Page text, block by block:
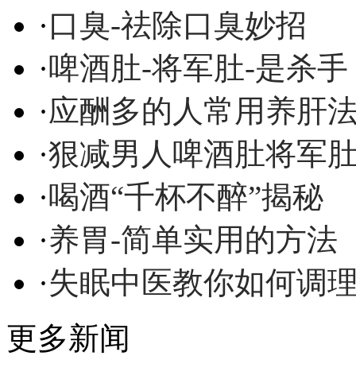
·口臭-祛除口臭妙招
·啤酒肚-将军肚-是杀手
·应酬多的人常用养肝
·狠减男人啤酒肚将军
·喝酒“千杯不醉”揭秘
·养胃-简单实用的方法
·失眠中医教你如何调
更多新闻